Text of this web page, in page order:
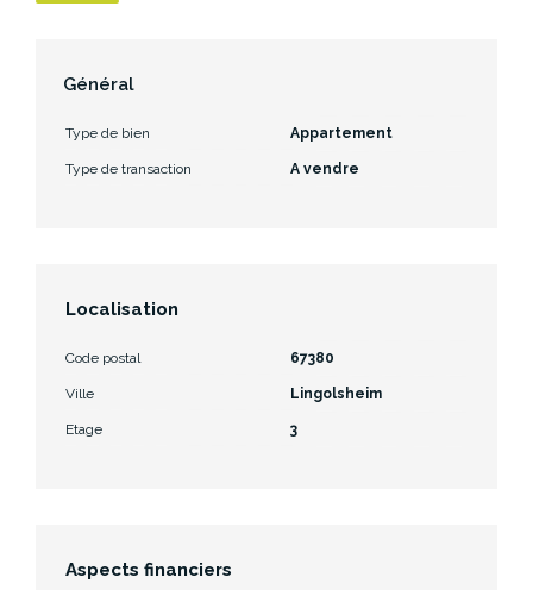
Général
Type de bien Appartement
Type de transaction A vendre
Localisation
Code postal 67380
Ville Lingolsheim
Etage 3
Aspects financiers